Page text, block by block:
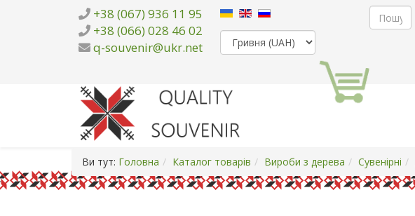
+38 (067) 936 11 95
+38 (066) 028 46 02
q-souvenir@ukr.net
Ви тут: Головна Каталог товарів Вироби з дерева Сувенірні